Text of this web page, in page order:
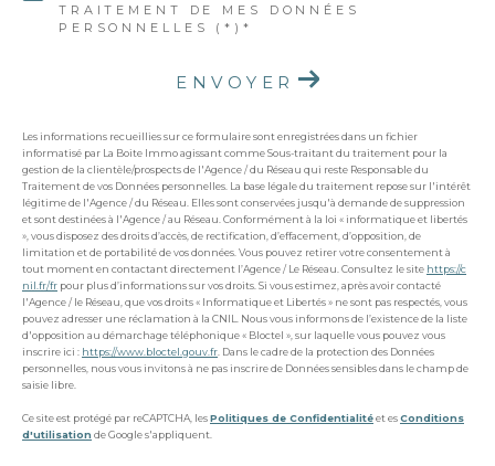
TRAITEMENT DE MES DONNÉES
PERSONNELLES (*)*
ENVOYER
Les informations recueillies sur ce formulaire sont enregistrées dans un fichier
informatisé par La Boite Immo agissant comme Sous-traitant du traitement pour la
gestion de la clientèle/prospects de l'Agence / du Réseau qui reste Responsable du
Traitement de vos Données personnelles. La base légale du traitement repose sur l'intérêt
légitime de l'Agence / du Réseau. Elles sont conservées jusqu'à demande de suppression
et sont destinées à l'Agence / au Réseau. Conformément à la loi « informatique et libertés
», vous disposez des droits d’accès, de rectification, d’effacement, d’opposition, de
limitation et de portabilité de vos données. Vous pouvez retirer votre consentement à
tout moment en contactant directement l’Agence / Le Réseau. Consultez le site https://c
nil.fr/fr pour plus d’informations sur vos droits. Si vous estimez, après avoir contacté
l'Agence / le Réseau, que vos droits « Informatique et Libertés » ne sont pas respectés, vous
pouvez adresser une réclamation à la CNIL. Nous vous informons de l’existence de la liste
d'opposition au démarchage téléphonique « Bloctel », sur laquelle vous pouvez vous
inscrire ici : https://www.bloctel.gouv.fr. Dans le cadre de la protection des Données
personnelles, nous vous invitons à ne pas inscrire de Données sensibles dans le champ de
saisie libre.
Ce site est protégé par reCAPTCHA, lesPolitiques de Confidentialitéet esConditions
d'utilisation de Google s'appliquent.